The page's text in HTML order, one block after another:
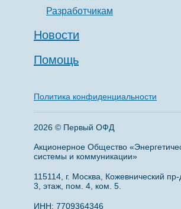
Политика конфиденциальности
Помощь
Новости
Разработчикам
2026 © Первый ОФД
Акционерное Общество
системы и коммуникации»
115114, г. Москва, Кожевнический пр-
3, этаж, пом. 4, ком. 5.
ИНН: 7709364346